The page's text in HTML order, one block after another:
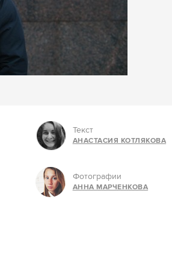
Текст
АНАСТАСИЯ КОТЛЯКОВА
Фотографии
АННА МАРЧЕНКОВА